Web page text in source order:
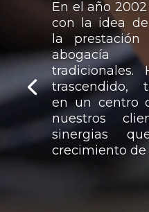
En el año
con la idea
la
abogacía
tradicionales.
trascendido,
en un centro
nuestros
sinergias
crecimiento de